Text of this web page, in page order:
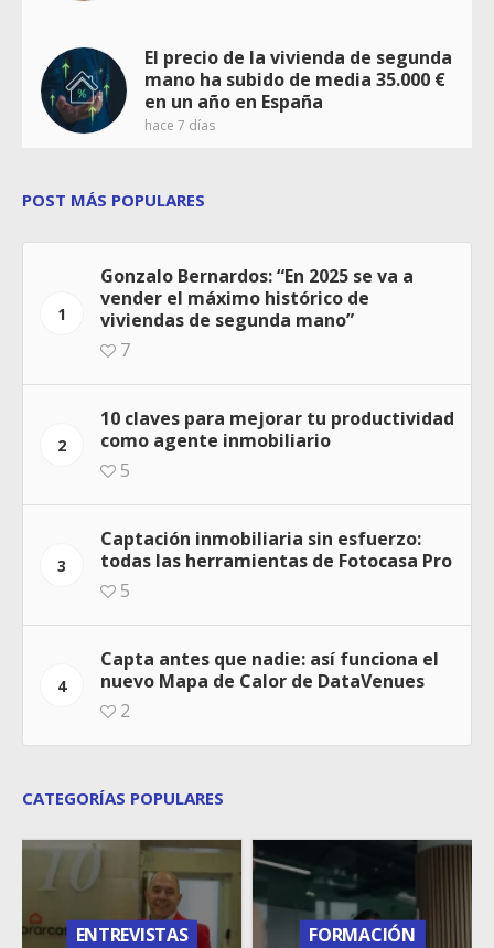
El precio de la vivienda de segunda
mano ha subido de media 35.000 €
en un año en España
hace 7 días
POST MÁS POPULARES
1
Gonzalo Bernardos: “En 2025 se va a
vender el máximo histórico de
viviendas de segunda mano”
7
2
10 claves para mejorar tu productividad
como agente inmobiliario
5
3
Captación inmobiliaria sin esfuerzo:
todas las herramientas de Fotocasa Pro
5
4
Capta antes que nadie: así funciona el
nuevo Mapa de Calor de DataVenues
2
CATEGORÍAS POPULARES
ENTREVISTAS FORMACIÓN